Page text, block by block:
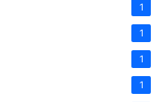
1
1
1
1